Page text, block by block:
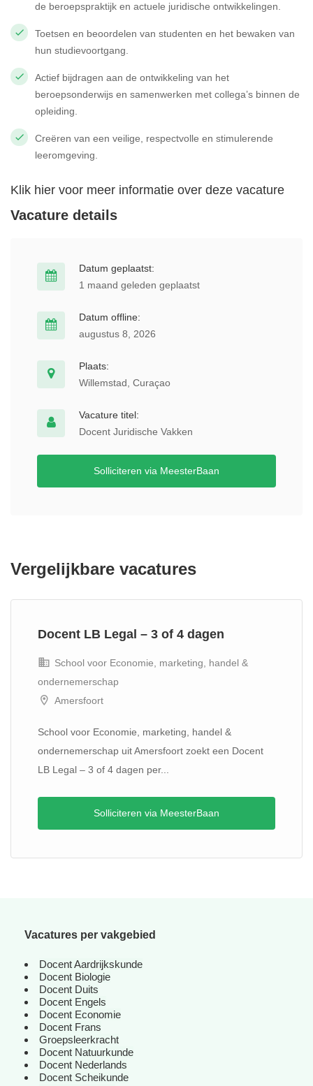
de beroepspraktijk en actuele juridische ontwikkelingen.
Toetsen en beoordelen van studenten en het bewaken van
hun studievoortgang.
Actief bijdragen aan de ontwikkeling van het
beroepsonderwijs en samenwerken met collega’s binnen de
opleiding.
Creëren van een veilige, respectvolle en stimulerende
leeromgeving.
Klik hier voor meer informatie over deze vacature
Vacature details
Datum geplaatst:
1 maand geleden geplaatst
Datum offline:
augustus 8, 2026
Plaats:
Willemstad, Curaçao
Vacature titel:
Docent Juridische Vakken
Solliciteren via MeesterBaan
Vergelijkbare vacatures
Docent LB Legal – 3 of 4 dagen
School voor Economie, marketing, handel &
ondernemerschap
Amersfoort
School voor Economie, marketing, handel &
ondernemerschap uit Amersfoort zoekt een Docent
LB Legal – 3 of 4 dagen per...
Solliciteren via MeesterBaan
Vacatures per vakgebied
Docent Aardrijkskunde
Docent Biologie
Docent Duits
Docent Engels
Docent Economie
Docent Frans
Groepsleerkracht
Docent Natuurkunde
Docent Nederlands
Docent Scheikunde